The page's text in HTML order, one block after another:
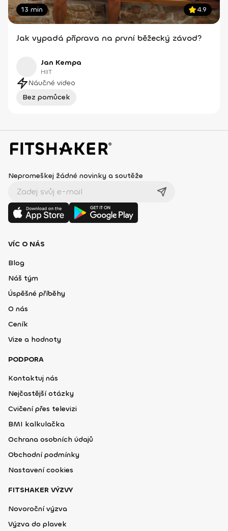
13 min 4.9
Jak vypadá příprava na první běžecký závod?
Jan Kempa
HIIT
Náučné video
Bez pomůcek
Nepromeškej žádné novinky a soutěže
VÍC O NÁS
Blog
Náš tým
Úspěšné příběhy
O nás
Ceník
Vize a hodnoty
PODPORA
Kontaktuj nás
Nejčastější otázky
Cvičení přes televizi
BMI kalkulačka
Ochrana osobních údajů
Obchodní podmínky
Nastavení cookies
FITSHAKER VÝZVY
Novoroční výzva
Výzva do plavek